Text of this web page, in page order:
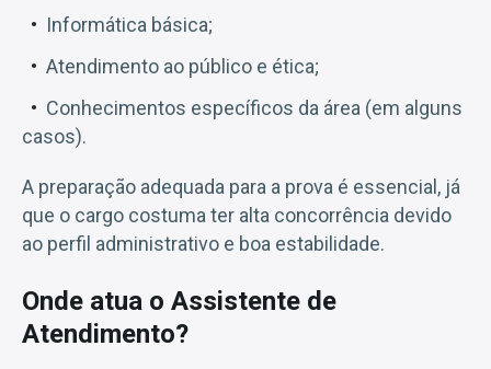
Informática básica;
Atendimento ao público e ética;
Conhecimentos específicos da área (em alguns
casos).
A preparação adequada para a prova é essencial, já
que o cargo costuma ter alta concorrência devido
ao perfil administrativo e boa estabilidade.
Onde atua o Assistente de
Atendimento?